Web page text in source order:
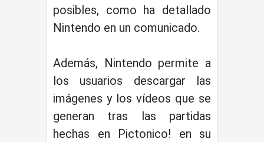
posibles, como ha detallado
Nintendo en un comunicado.
Además, Nintendo permite a
los usuarios descargar las
imágenes y los vídeos que se
generan tras las partidas
hechas en Pictonico! en su